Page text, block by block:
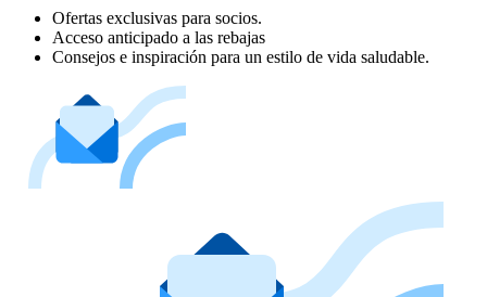
Ofertas exclusivas para socios.
Acceso anticipado a las rebajas
Consejos e inspiración para un estilo de vida saludable.